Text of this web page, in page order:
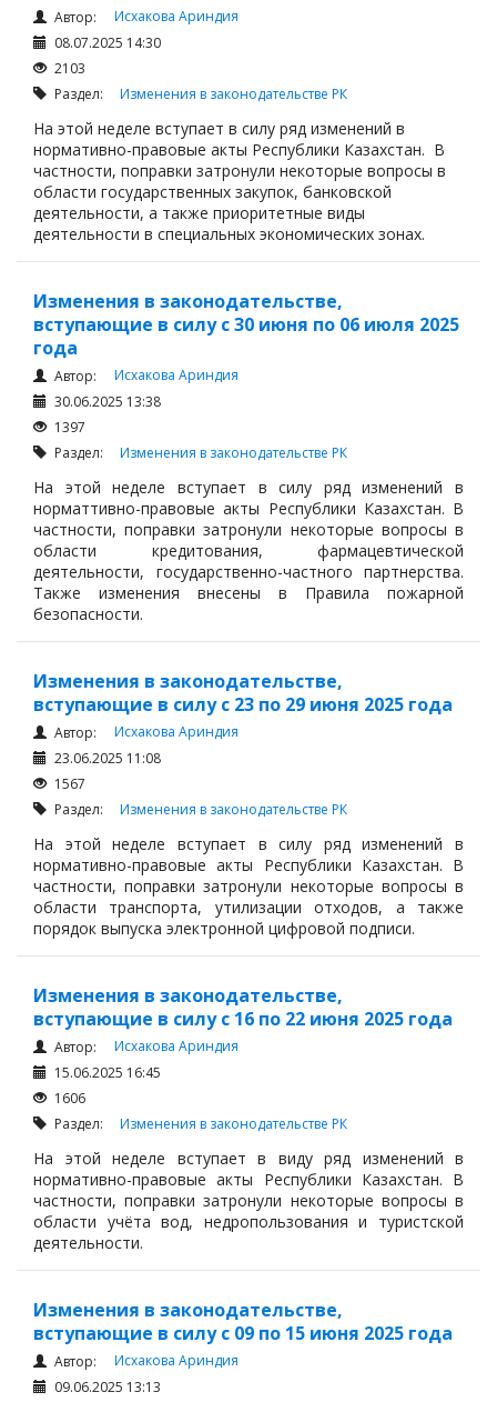
Автор:
Исхакова Ариндия
08.07.2025 14:30
2103
Раздел: Изменения в законодательстве РК
На этой неделе вступает в силу ряд изменений в
нормативно-правовые акты Республики Казахстан. В
частности, поправки затронули некоторые вопросы в
области государственных закупок, банковской
деятельности, а также приоритетные виды
деятельности в специальных экономических зонах.
Изменения в законодательстве,
вступающие в силу с 30 июня по 06 июля 2025
года
Автор:
Исхакова Ариндия
30.06.2025 13:38
1397
Раздел: Изменения в законодательстве РК
На этой неделе вступает в силу ряд изменений в
норматтивно-правовые акты Республики Казахстан. В
частности, поправки затронули некоторые вопросы в
области кредитования, фармацевтической
деятельности, государственно-частного партнерства.
Также изменения внесены в Правила пожарной
безопасности.
Изменения в законодательстве,
вступающие в силу с 23 по 29 июня 2025 года
Автор:
Исхакова Ариндия
23.06.2025 11:08
1567
Раздел: Изменения в законодательстве РК
На этой неделе вступает в силу ряд изменений в
нормативно-правовые акты Республики Казахстан. В
частности, поправки затронули некоторые вопросы в
области транспорта, утилизации отходов, а также
порядок выпуска электронной цифровой подписи.
Изменения в законодательстве,
вступающие в силу с 16 по 22 июня 2025 года
Автор:
Исхакова Ариндия
15.06.2025 16:45
1606
Раздел: Изменения в законодательстве РК
На этой неделе вступает в виду ряд изменений в
нормативно-правовые акты Республики Казахстан. В
частности, поправки затронули некоторые вопросы в
области учёта вод, недропользования и туристской
деятельности.
Изменения в законодательстве,
вступающие в силу с 09 по 15 июня 2025 года
Автор:
Исхакова Ариндия
09.06.2025 13:13